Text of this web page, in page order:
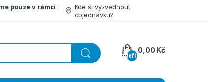
pouze v rámci
Kde si vyzvednout
objednávku?
undefined
0,00 Kč